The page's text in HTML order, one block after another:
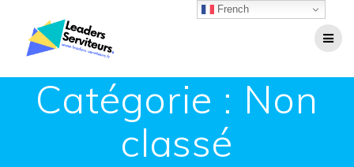
Passer
Catégorie : Non
classé
French